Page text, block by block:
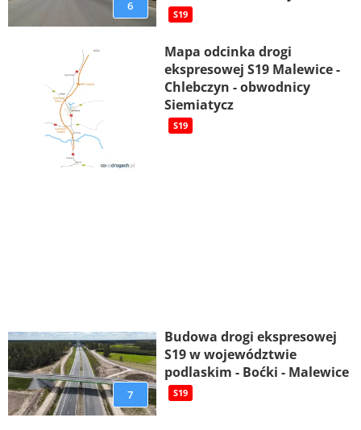
6
S19
Mapa odcinka drogi
ekspresowej S19 Malewice -
Chlebczyn - obwodnicy
Siemiatycz
S19
7
Budowa drogi ekspresowej
S19 w województwie
podlaskim - Boćki - Malewice
S19